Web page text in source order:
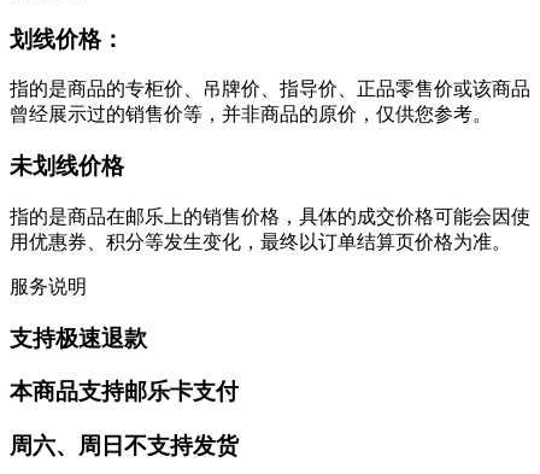
划线价格：
指的是商品的专柜价、吊牌价、指导价、正品零售价或该商品
曾经展示过的销售价等，并非商品的原价，仅供您参考。
未划线价格
指的是商品在邮乐上的销售价格，具体的成交价格可能会因使
用优惠券、积分等发生变化，最终以订单结算页价格为准。
服务说明
支持极速退款
本商品支持邮乐卡支付
周六、周日不支持发货